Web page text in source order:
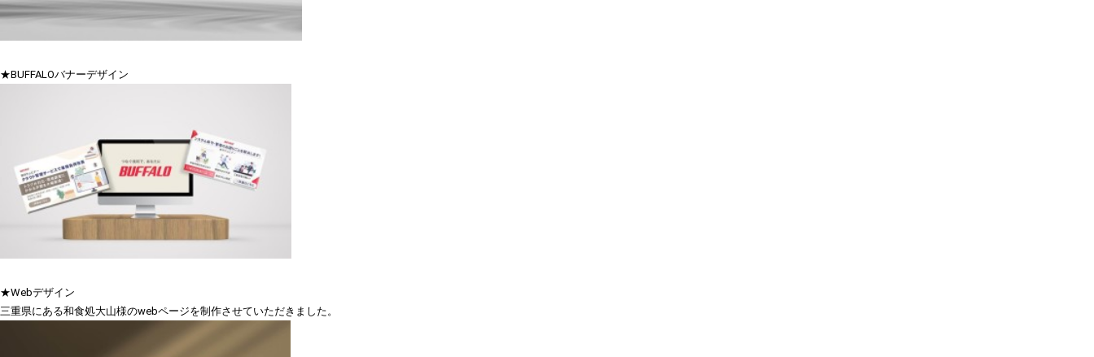
★BUFFALOバナーデザイン
★Webデザイン
三重県にある和食処大山様のwebページを制作させていただきました。